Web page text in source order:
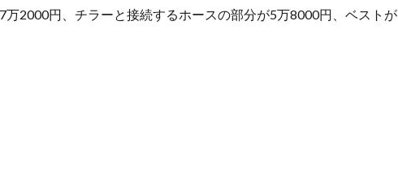
万2000円、チラーと接続するホースの部分が5万8000円、ベストが